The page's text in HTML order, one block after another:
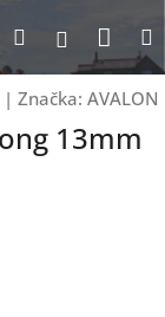
Hledat
| Značka: AVALON
13mm